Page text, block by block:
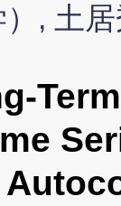
, 土